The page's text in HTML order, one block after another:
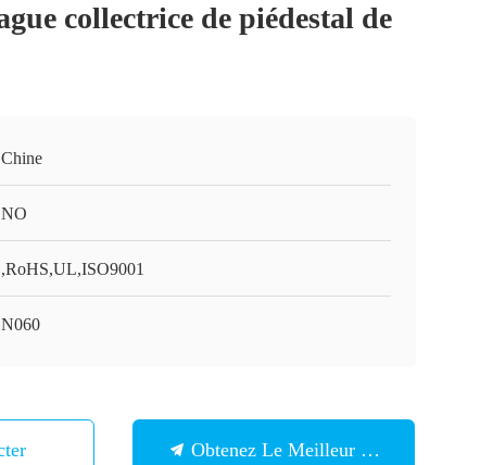
collectrice de piédestal de
Obtenez Le Meilleur Prix